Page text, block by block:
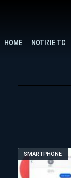
HOME NOTIZIE TG
SMARTPHONE